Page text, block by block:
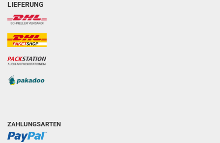
LIEFERUNG
ZAHLUNGSARTEN